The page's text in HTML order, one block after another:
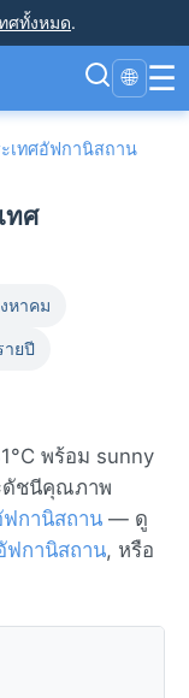
ศทั้งหมด.
🌐 ☰
เทศอัฟกานิสถาน
ทศ
หาคม
ายปี
พร้อม sunny
ดัชนีคุณภาพ
ฟกานิสถาน — ดู
ฟกานิสถาน, หรือ